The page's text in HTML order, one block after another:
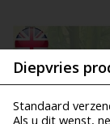
Diepvries
Standaard
Als u dit wenst,